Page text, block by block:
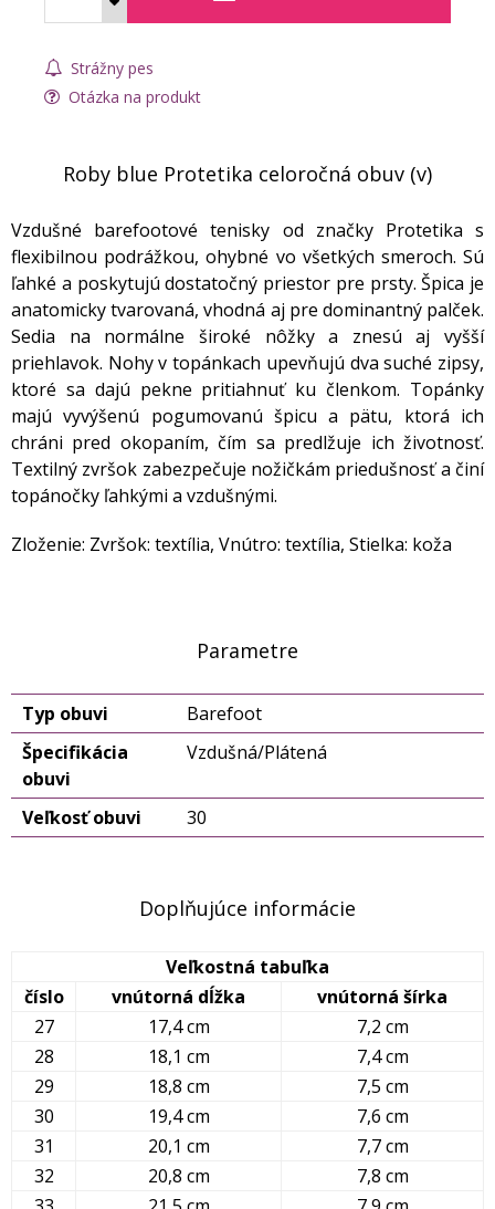
Strážny pes
Otázka na produkt
Roby blue Protetika celoročná obuv (v)
Vzdušné barefootové tenisky od značky Protetika s
flexibilnou podrážkou, ohybné vo všetkých smeroch. Sú
ľahké a poskytujú dostatočný priestor pre prsty. Špica je
anatomicky tvarovaná, vhodná aj pre dominantný palček.
Sedia na normálne široké nôžky a znesú aj vyšší
priehlavok. Nohy v topánkach upevňujú dva suché zipsy,
ktoré sa dajú pekne pritiahnuť ku členkom. Topánky
majú vyvýšenú pogumovanú špicu a pätu, ktorá ich
chráni pred okopaním, čím sa predlžuje ich životnosť.
Textilný zvršok zabezpečuje nožičkám priedušnosť a činí
topánočky ľahkými a vzdušnými.
Zloženie: Zvršok: textília, Vnútro: textília, Stielka: koža
Parametre
Typ obuvi
Barefoot
Špecifikácia
obuvi
Vzdušná/Plátená
Veľkosť obuvi 30
Doplňujúce informácie
Veľkostná tabuľka
číslo
vnútorná dĺžka
vnútorná šírka
27
17,4 cm
7,2 cm
28
18,1 cm
7,4 cm
29
18,8 cm
7,5 cm
30
19,4 cm
7,6 cm
31
20,1 cm
7,7 cm
32
20,8 cm
7,8 cm